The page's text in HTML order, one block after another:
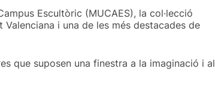
Escultòric (MUCAES), la col·lecció
Valenciana i una de les més destacades de
que suposen una finestra a la imaginació i al